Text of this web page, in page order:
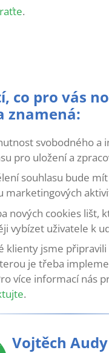
.
co pro vás
znamená:
svobodného a
pro uložení a
souhlasu bude mít
marketingových
nových cookies lišt,
vybízet uživatele k
klienty jsme
je třeba
více informací nás
.
Vojtěch Audy